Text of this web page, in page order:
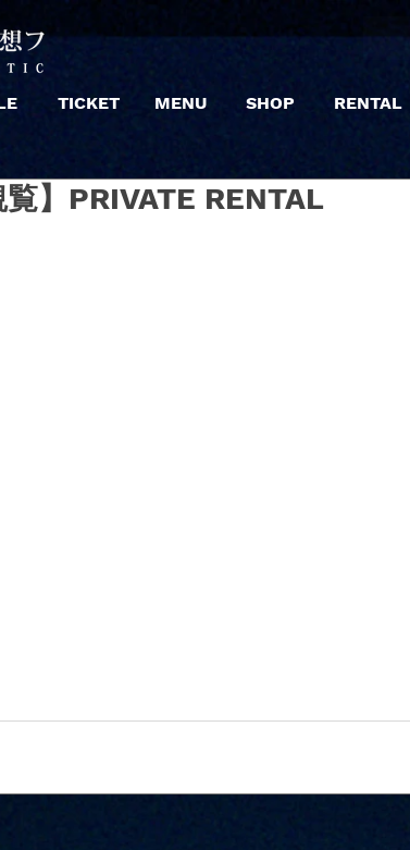
TICKET MENU SHOP RENTAL
】PRIVATE RENTAL